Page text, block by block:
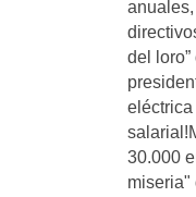
del
30.000
miseria"